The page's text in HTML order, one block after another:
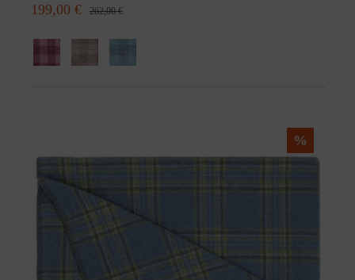
199,00 €
262,00 €
%